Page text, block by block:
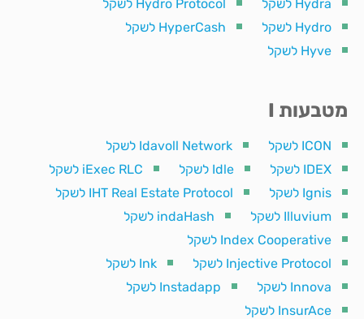
Hydra לשקל
Hydro Protocol לשקל
Hydro לשקל
HyperCash לשקל
Hyve לשקל
מטבעות I
ICON לשקל
Idavoll Network לשקל
IDEX לשקל
Idle לשקל
iExec RLC לשקל
Ignis לשקל
IHT Real Estate Protocol לשקל
Illuvium לשקל
indaHash לשקל
Index Cooperative לשקל
Injective Protocol לשקל
Ink לשקל
Innova לשקל
Instadapp לשקל
InsurAce לשקל